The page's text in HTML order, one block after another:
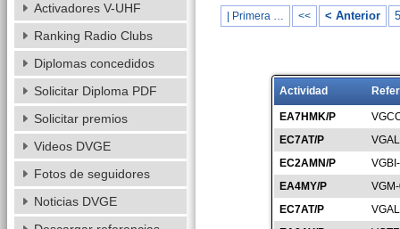
| Primera … << < Anterior
Actividad
EA7HMK/P
EC7AT/P
EC2AMN/P
EA4MY/P
EC7AT/P
Activadores V-UHF
Ranking Radio Clubs
Diplomas concedidos
Solicitar Diploma PDF
Solicitar premios
Videos DVGE
Fotos de seguidores
Noticias DVGE